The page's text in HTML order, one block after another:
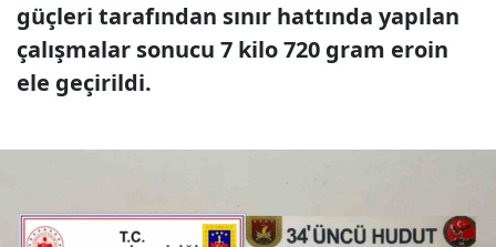
güçleri tarafından sınır hattında yapılan
çalışmalar sonucu 7 kilo 720 gram eroin
ele geçirildi.